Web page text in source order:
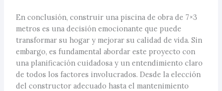
En conclusión, construir una piscina de obra de 7×3
metros es una decisión emocionante que puede
transformar su hogar y mejorar su calidad de vida. Sin
embargo, es fundamental abordar este proyecto con
una planificación cuidadosa y un entendimiento claro
de todos los factores involucrados. Desde la elección
del constructor adecuado hasta el mantenimiento